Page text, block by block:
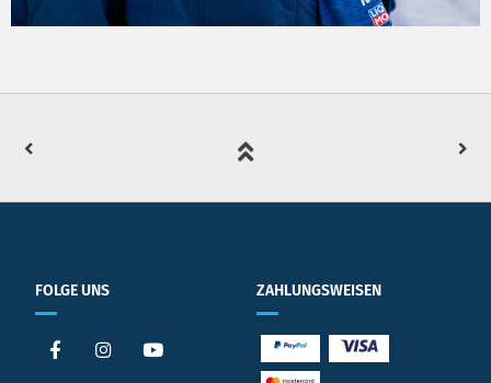
FOLGE UNS ZAHLUNGSWEISEN